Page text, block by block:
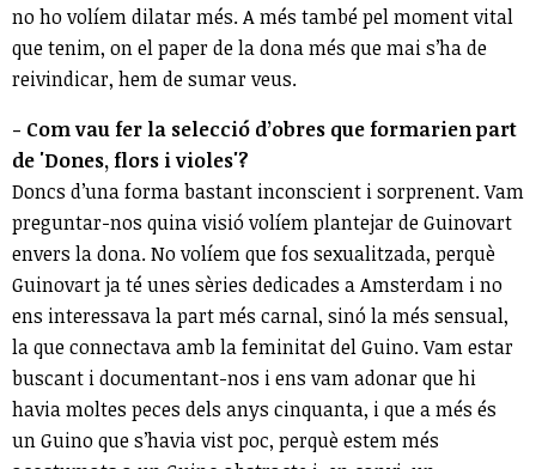
no ho volíem dilatar més. A més també pel moment vital
que tenim, on el paper de la dona més que mai s’ha de
reivindicar, hem de sumar veus.
- Com vau fer la selecció d’obres que formarien part
de 'Dones, flors i violes'?
Doncs d’una forma bastant inconscient i sorprenent. Vam
preguntar-nos quina visió volíem plantejar de Guinovart
envers la dona. No volíem que fos sexualitzada, perquè
Guinovart ja té unes sèries dedicades a Amsterdam i no
ens interessava la part més carnal, sinó la més sensual,
la que connectava amb la feminitat del Guino. Vam estar
buscant i documentant-nos i ens vam adonar que hi
havia moltes peces dels anys cinquanta, i que a més és
un Guino que s’havia vist poc, perquè estem més